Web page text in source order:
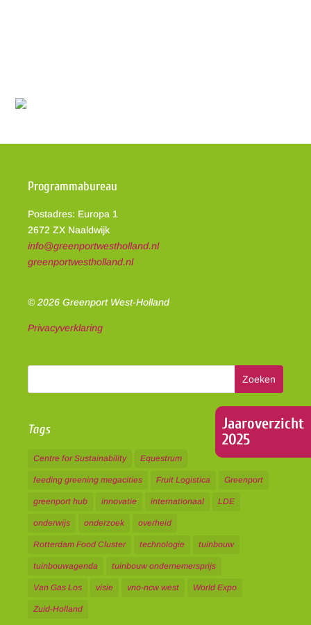
Jaaroverzicht
2025
Programmabureau
Postadres: Europa 1
2672 ZX Naaldwijk
info@greenportwestholland.nl
greenportwestholland.nl
© 2026 Greenport West-Holland
Privacyverklaring
Tags
Centre for Sustainability Equestrum
feeding greening megacities Fruit Logistica Greenport
greenport hub innovatie internationaal LDE
onderwijs onderzoek overheid
Rotterdam Food Cluster technologie tuinbouw
tuinbouwagenda tuinbouw ondernemersprijs
Van Gas Los visie vno-ncw west World Expo
Zuid-Holland